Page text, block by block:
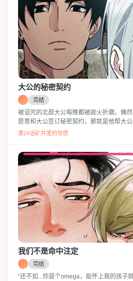
大公的秘密契约
完结
被诅咒的北部大公每晚都被欲火折磨。偶
愿意和大公签订秘密契约，那就是他帮大
材料…
第24话矿井里的惊慌
我们不是命中注定
完结
“还不如...你是个omega，能怀上我的孩子